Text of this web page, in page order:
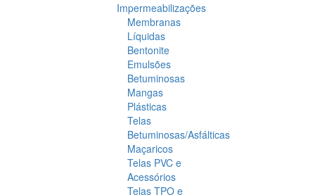
Impermeabilizações
Membranas
Líquidas
Bentonite
Emulsões
Betuminosas
Mangas
Plásticas
Telas
Betuminosas/Asfálticas
Maçaricos
Telas PVC e
Acessórios
Telas TPO e